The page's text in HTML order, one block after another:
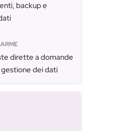
backup e
dirette a domande
gestione dei dati